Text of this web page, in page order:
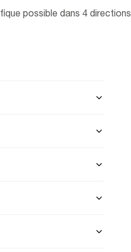
possible dans 4 directions